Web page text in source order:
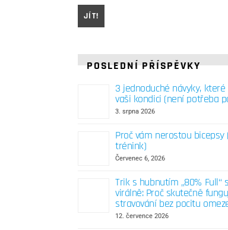
POSLEDNÍ PŘÍSPĚVKY
3 jednoduché návyky, které
vaši kondici (není potřeba
3. srpna 2026
Proč vám nerostou bicepsy
trénink)
Červenec 6, 2026
Trik s hubnutím „80% Full“
virálně: Proč skutečně
stravování bez pocitu
12. července 2026